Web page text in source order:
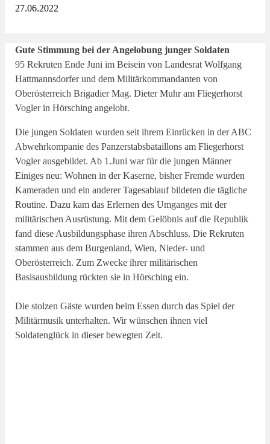
27.06.2022
Gute Stimmung bei der Angelobung junger Soldaten
95 Rekruten Ende Juni im Beisein von Landesrat Wolfgang
Hattmannsdorfer und dem Militärkommandanten von
Oberösterreich Brigadier Mag. Dieter Muhr am Fliegerhorst
Vogler in Hörsching angelobt.
Die jungen Soldaten wurden seit ihrem Einrücken in der ABC
Abwehrkompanie des Panzerstabsbataillons am Fliegerhorst
Vogler ausgebildet. Ab 1.Juni war für die jungen Männer
Einiges neu: Wohnen in der Kaserne, bisher Fremde wurden
Kameraden und ein anderer Tagesablauf bildeten die tägliche
Routine. Dazu kam das Erlernen des Umganges mit der
militärischen Ausrüstung. Mit dem Gelöbnis auf die Republik
fand diese Ausbildungsphase ihren Abschluss. Die Rekruten
stammen aus dem Burgenland, Wien, Nieder- und
Oberösterreich. Zum Zwecke ihrer militärischen
Basisausbildung rückten sie in Hörsching ein.
Die stolzen Gäste wurden beim Essen durch das Spiel der
Militärmusik unterhalten. Wir wünschen ihnen viel
Soldatenglück in dieser bewegten Zeit.